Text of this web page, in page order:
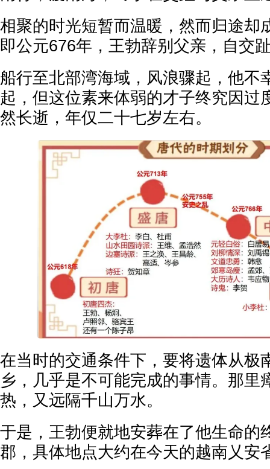
相聚的时光短暂而温暖，然而归途却
即公元676年，王勃辞别父亲，自交
船行至北部湾海域，风浪骤起，他不
起，但这位素来体弱的才子终究因过
然长逝，年仅二十七岁左右。
在当时的交通条件下，要将遗体从极
乡，几乎是不可能完成的事情。那里
热，又远隔千山万水。
于是，王勃便就地安葬在了他生命
郡，具体地点大约在今天的越南乂安